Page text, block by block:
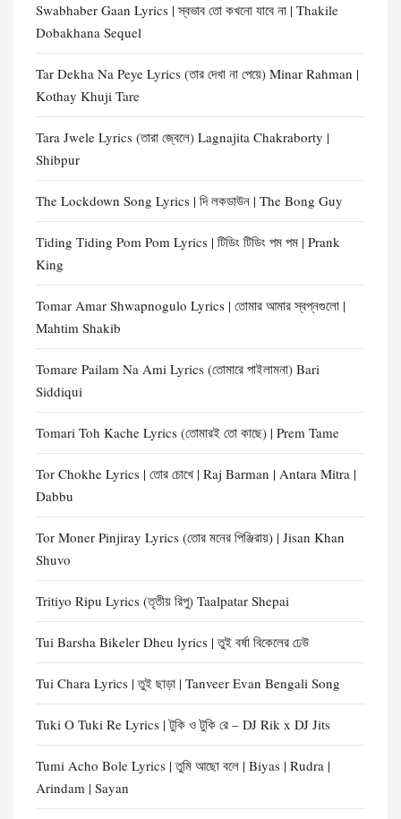
Swabhaber Gaan Lyrics | স্বভাব তো কখনো যাবে না | Thakile
Dobakhana Sequel
Tar Dekha Na Peye Lyrics (তার দেখা না পেয়ে) Minar Rahman |
Kothay Khuji Tare
Tara Jwele Lyrics (তারা জ্বেলে) Lagnajita Chakraborty |
Shibpur
The Lockdown Song Lyrics | দি লকডাউন | The Bong Guy
Tiding Tiding Pom Pom Lyrics | টিডিং টিডিং পম পম | Prank
King
Tomar Amar Shwapnogulo Lyrics | তোমার আমার স্বপ্নগুলো |
Mahtim Shakib
Tomare Pailam Na Ami Lyrics (তোমারে পাইলামনা) Bari
Siddiqui
Tomari Toh Kache Lyrics (তোমারই তো কাছে) | Prem Tame
Tor Chokhe Lyrics | তোর চোখে | Raj Barman | Antara Mitra |
Dabbu
Tor Moner Pinjiray Lyrics (তোর মনের পিঞ্জিরায়) | Jisan Khan
Shuvo
Tritiyo Ripu Lyrics (তৃতীয় রিপু) Taalpatar Shepai
Tui Barsha Bikeler Dheu lyrics | তুই বর্ষা বিকেলের ঢেউ
Tui Chara Lyrics | তুই ছাড়া | Tanveer Evan Bengali Song
Tuki O Tuki Re Lyrics | টুকি ও টুকি রে – DJ Rik x DJ Jits
Tumi Acho Bole Lyrics | তুমি আছো বলে | Biyas | Rudra |
Arindam | Sayan